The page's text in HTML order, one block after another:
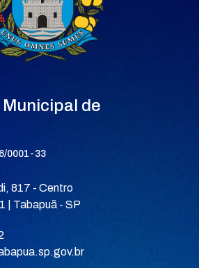
de
0001-33
817 - Centro
| Tabapuã - SP